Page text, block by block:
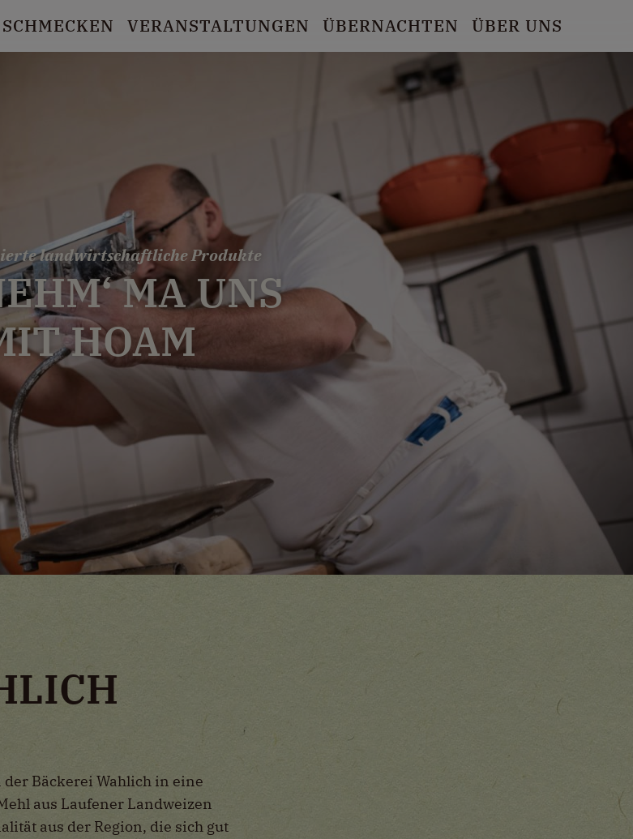
VERANSTALTUNGEN ÜBERNACHTEN ÜBER UNS
MA UNS
HOAM
landwirtschaftliche Produkte
Bäckerei Wahlich in eine
aus Laufener Landweizen
aus der Region, die sich gut